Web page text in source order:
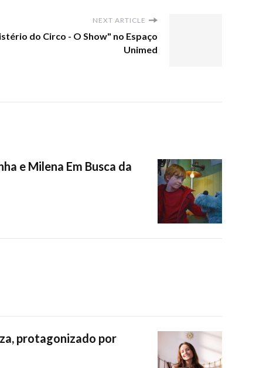
NEXT ARTICLE
do Circo - O Show" no Espaço
Unimed
e Milena Em Busca da
protagonizado por